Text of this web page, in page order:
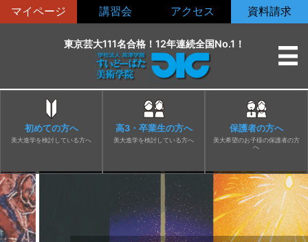
ン
マイページ 講習会 アクセス 資料請求
東京芸大111名合格！12年連続全国No.1！
初めての方へ
美大進学を検討している方へ
高3・卒業生の方へ
美大進学を検討している方へ
保護者の方へ
美大希望のお子様の保護者の方
へ